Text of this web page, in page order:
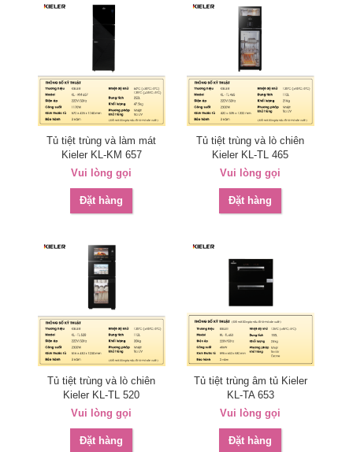
Tủ tiệt trùng và làm mát
Kieler KL-KM 657
Vui lòng gọi
Đặt hàng
Tủ tiệt trùng và lò chiên
Kieler KL-TL 465
Vui lòng gọi
Đặt hàng
Tủ tiệt trùng và lò chiên
Kieler KL-TL 520
Vui lòng gọi
Đặt hàng
Tủ tiệt trùng âm tủ Kieler
KL-TA 653
Vui lòng gọi
Đặt hàng